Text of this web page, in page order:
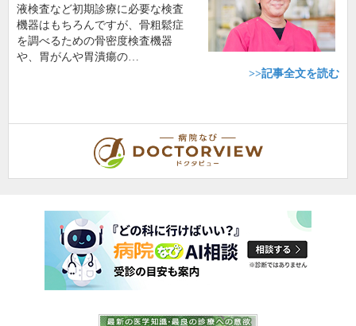
液検査など初期診療に必要な検査
機器はもちろんですが、骨粗鬆症
を調べるための骨密度検査機器
や、胃がんや胃潰瘍の…
>>記事全文を読む